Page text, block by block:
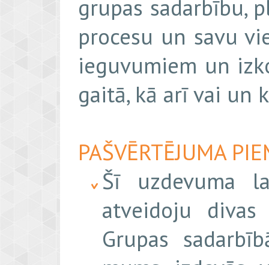
grupas sadarbību,
procesu un savu
ieguvumiem un
gaitā, kā arī vai un
PAŠVĒRTĒJUMA
Šī uzdevuma
atveidoju divas
Grupas